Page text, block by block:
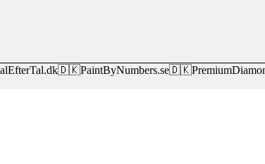
🇩🇰PaintByNumbers.se🇩🇰